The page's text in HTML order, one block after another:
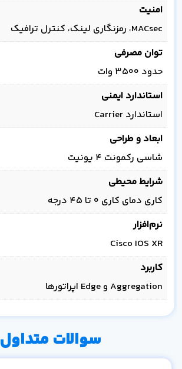
امنیت
MACsec، رمزنگاری لینک، کنترل ترافیک
توان مصرفی
حدود ۳۵۰۰ وات
استاندارد ایمنی
استاندارد Carrier
ابعاد و طراحی
شاسی رکمونت 4 یونیت
شرایط محیطی
کاری دمای کاری ۰ تا ۴۵ درجه
نرم‌افزار
Cisco IOS XR
کاربرد
Aggregation و Edge اپراتورها
سوالات متداول